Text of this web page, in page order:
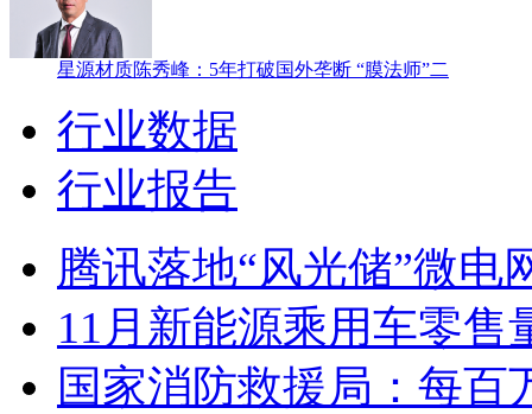
星源材质陈秀峰：5年打破国外垄断 “膜法师”二
行业数据
行业报告
腾讯落地“风光储”微电
11月新能源乘用车零售
国家消防救援局：每